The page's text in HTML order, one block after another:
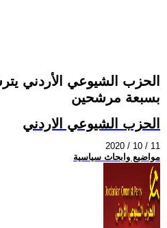
الحزب الشيوعي الأردني
بسبعة مرشحين
الحزب الشيوعي الاردني
2020 / 10 / 11
مواضيع وابحاث سياسية